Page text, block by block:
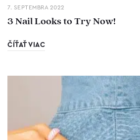
7. SEPTEMBRA 2022
3 Nail Looks to Try Now!
ČÍŤAŤ VIAC